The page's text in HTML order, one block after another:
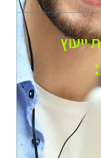
ייעוץ